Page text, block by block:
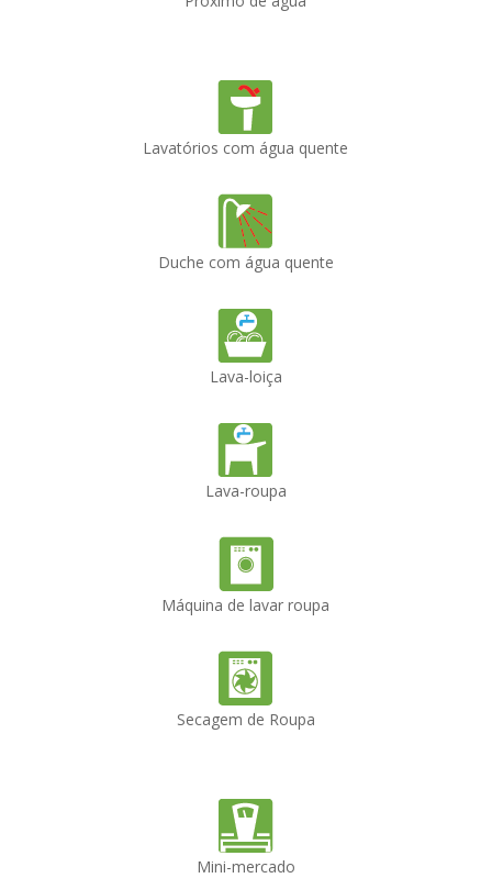
Lavatórios com água quente
Duche com água quente
Lava-loiça
Lava-roupa
Máquina de lavar roupa
Secagem de Roupa
Mini-mercado